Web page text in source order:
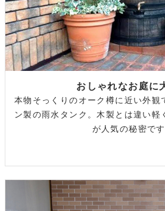
おしゃれなお庭に
本物そっくりのオーク樽に近い外観
ン製の雨水タンク。木製とは違い軽
が人気の秘密です